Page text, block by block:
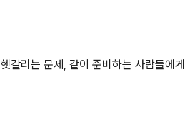
헷갈리는 문제, 같이 준비하는 사람들에게